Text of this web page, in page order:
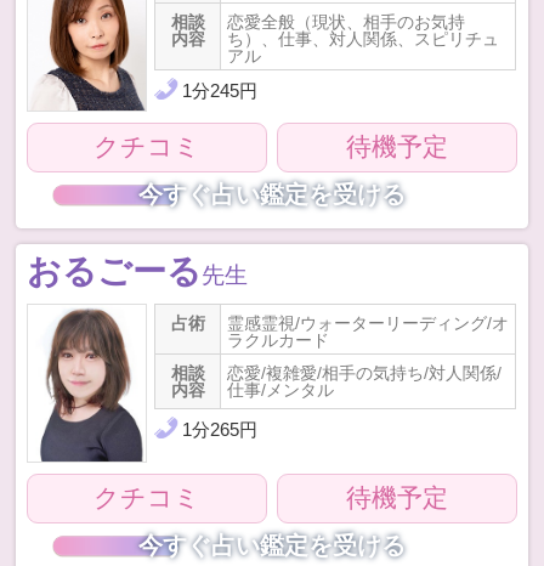
相談
内容
恋愛全般（現状、相手のお気持
ち）、仕事、対人関係、スピリチュ
アル
1分245円
クチコミ 待機予定
今すぐ占い鑑定を受ける
おるごーる先生
占術
霊感霊視/ウォーターリーディング/オ
ラクルカード
相談
内容
恋愛/複雑愛/相手の気持ち/対人関係/
仕事/メンタル
1分265円
クチコミ 待機予定
今すぐ占い鑑定を受ける